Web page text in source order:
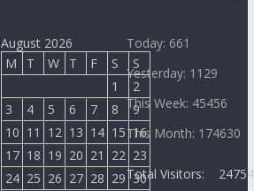
August 2026
M
T W T F S
S
1
2
3
4 5 6 7 8
9
10 11 12 13 14 15 16
17 18 19 20 21 22 23
24 25 26 27 28 29 30
Today: 661
Yesterday: 1129
This Week: 45456
This Month: 174630
Total Visitors: